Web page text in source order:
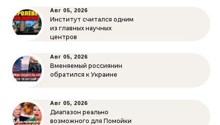
Авг 05, 2026
Институт считался одним
из главных научных
центров
Авг 05, 2026
Вменяемый россиянин
обратился к Украине
Авг 05, 2026
Диапазон реально
возможного для Помойки